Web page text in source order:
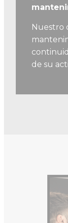
Nuestro
de su